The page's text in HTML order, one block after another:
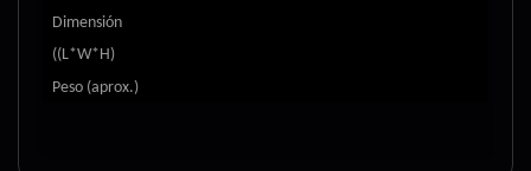
Dimensión
((L*W*H)
Peso (aprox.)